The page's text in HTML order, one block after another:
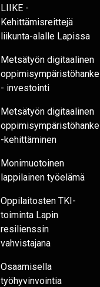
LIIKE -
Kehittämisreittejä
liikunta-alalle Lapissa
Metsätyön digitaalinen
oppimisympäristöhanke
- investointi
Metsätyön digitaalinen
oppimisympäristöhanke
-kehittäminen
Monimuotoinen
lappilainen työelämä
Oppilaitosten TKI-
toiminta Lapin
resilienssin
vahvistajana
Osaamisella
työhyvinvointia